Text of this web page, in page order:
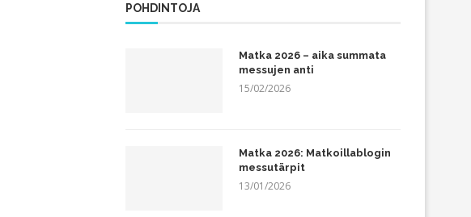
POHDINTOJA
Matka 2026 – aika summata
messujen anti
15/02/2026
Matka 2026: Matkoillablogin
messutärpit
13/01/2026